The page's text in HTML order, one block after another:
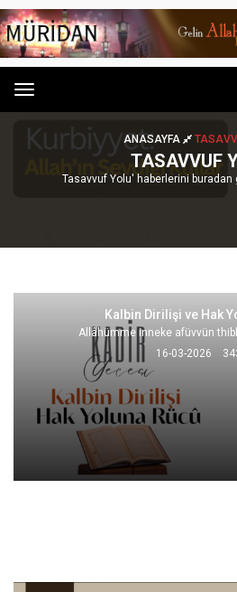
Menu
ANASAYFA
TASAVVUF
Tasavvuf Yolu' haberlerini
Kalbin Dirilişi ve Hak
Allâhümme inneke afüvvün
16-03-2026